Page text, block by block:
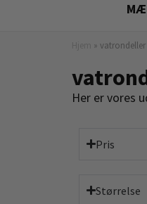
» vatrondeller
Her er vores
Pris
Størrelse